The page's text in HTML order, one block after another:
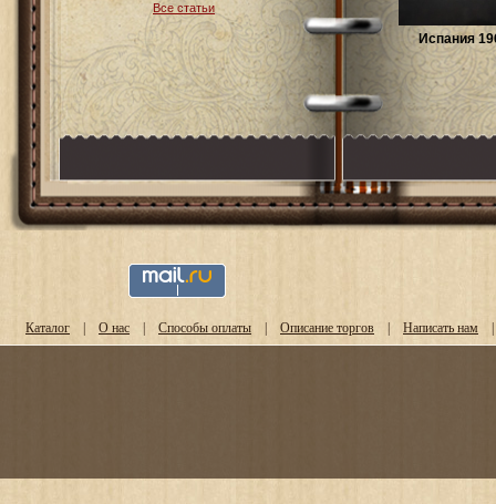
Все статьи
Испания
Каталог | О нас | Способы оплаты | Описание торгов | Написать нам |